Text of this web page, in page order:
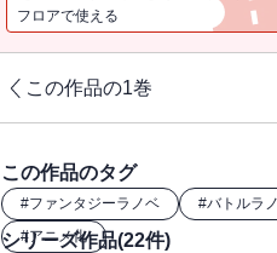
フロアで使える
この作品の1巻
この作品のタグ
#ファンタジーラノベ #バトルラ
#アニメ化
シリーズ作品(22件)